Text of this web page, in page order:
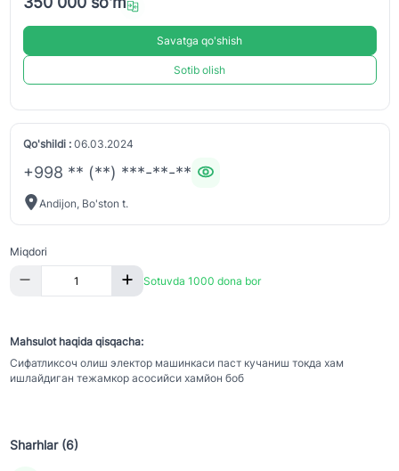
Savatga qo'shish
Sotib olish
Qo'shildi :06.03.2024
+998 ** (**) ***-**-**
Andijon, Bo'ston t.
Miqdori
Sotuvda 1000 dona bor
Mahsulot haqida qisqacha:
Сифатликсоч олиш электор машинкаси паст кучаниш токда хам
ишлайдиган тежамкор асосийси хамйон боб
Sharhlar (6)